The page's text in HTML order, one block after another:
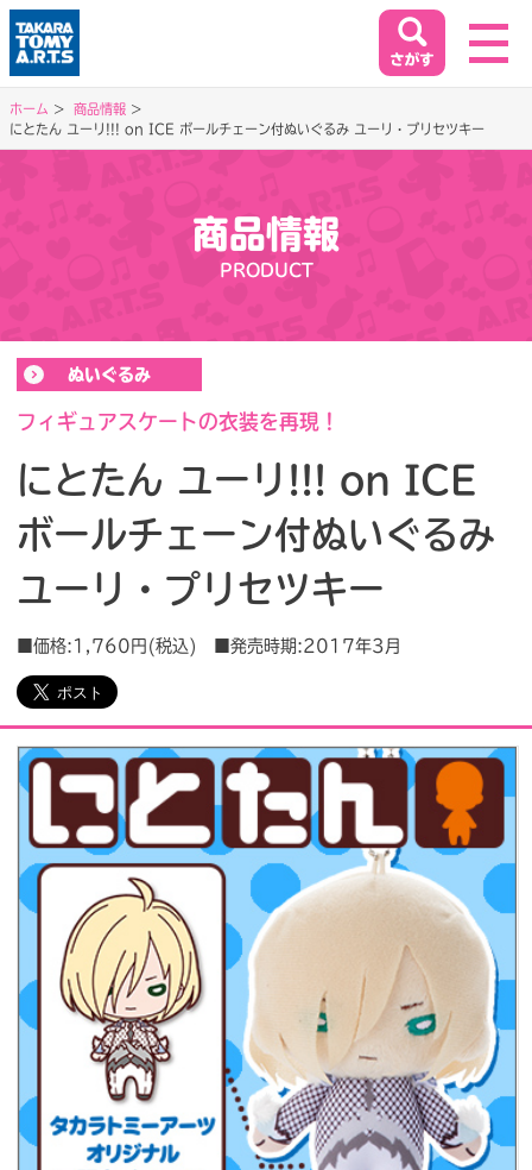
ホーム
イベント&キャンペーン
EVENT&CAMPAIGN
お客様相談室
会社情報 採用情報
プレスリリース
ビジネスのお客様
閉じる
閉じる
ホーム
商品情報
にとたん ユーリ!!! on ICE ボールチェーン付ぬいぐるみ ユーリ・プリセツキー
商品情報
PRODUCT
ぬいぐるみ
フィギュアスケートの衣装を再現！
にとたん ユーリ!!! on ICE
ボールチェーン付ぬいぐるみ
ユーリ・プリセツキー
■価格:1,760円(税込) ■発売時期:2017年3月